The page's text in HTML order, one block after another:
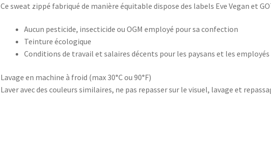
Ce sweat zippé fabriqué de manière équitable dispose des labels Eve Vegan et
Aucun pesticide, insecticide ou OGM employé pour sa confection
Teinture écologique
Conditions de travail et salaires décents pour les paysans et les employés
Lavage en machine à froid (max 30°C ou 90°F)
Laver avec des couleurs similaires, ne pas repasser sur le visuel, lavage et